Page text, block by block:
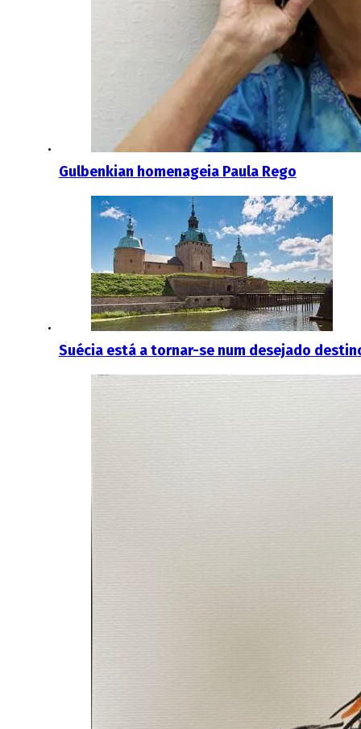
Gulbenkian homenageia Paula Rego
Suécia está a tornar-se num desejado